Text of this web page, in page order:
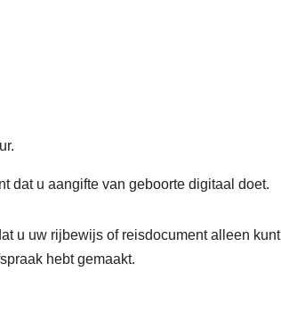
dat u aangifte van geboorte digitaal doet.
u uw rijbewijs of reisdocument alleen kunt
hebt gemaakt.